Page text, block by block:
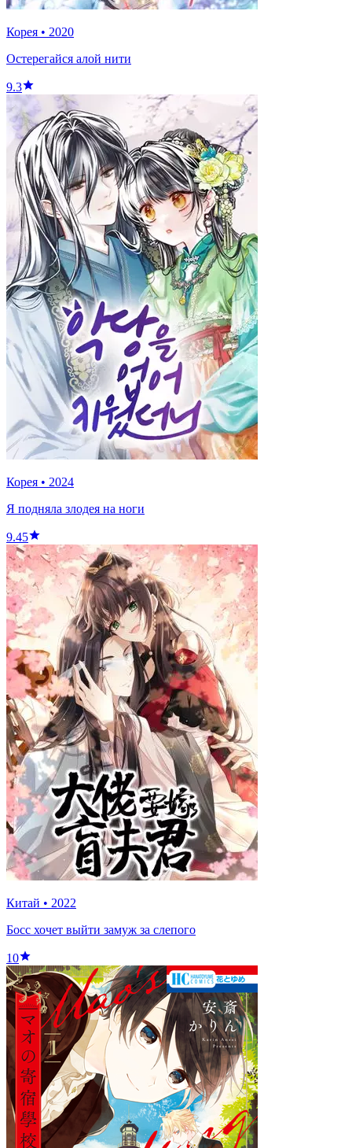
Корея • 2020
Остерегайся алой нити
9.3
Корея • 2024
Я подняла злодея на ноги
9.45
Китай • 2022
Босс хочет выйти замуж за слепого
10